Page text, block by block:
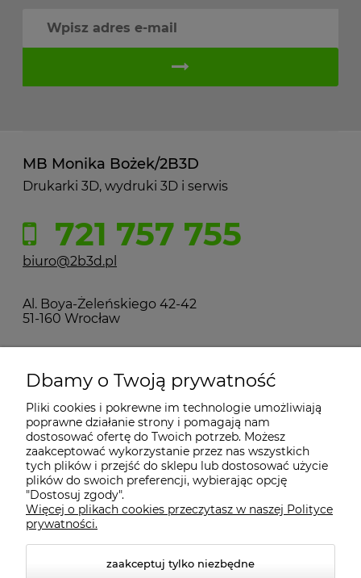
MB Monika Bożek/2B3D
Drukarki 3D, wydruki 3D i serwis
721 757 755
biuro@2b3d.pl
Al. Boya-Żeleńskiego 42-42
51-160 Wrocław
MOJE KONTO
PŁATNOŚCI I DOSTAWA
INFORMACJE
KONTAKT
Dbamy o Twoją prywatność
Pliki cookies i pokrewne im technologie umożliwiają
poprawne działanie strony i pomagają nam
dostosować ofertę do Twoich potrzeb. Możesz
zaakceptować wykorzystanie przez nas wszystkich
tych plików i przejść do sklepu lub dostosować użycie
plików do swoich preferencji, wybierając opcję
"Dostosuj zgody".
Więcej o plikach cookies przeczytasz w naszej Polityce
prywatności.
zaakceptuj tylko niezbędne